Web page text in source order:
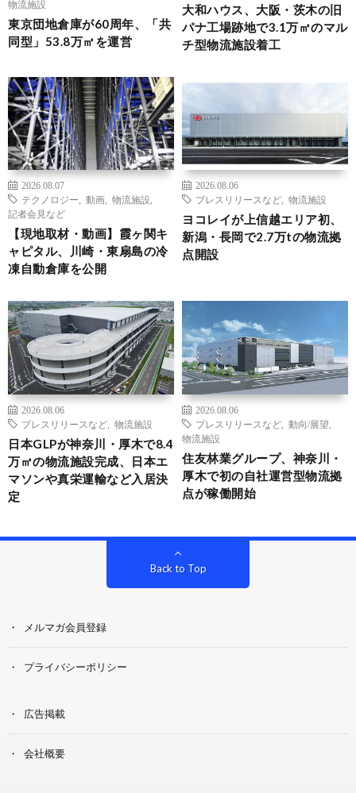
物流施設
東京団地倉庫が60周年、「共
同型」53.8万㎡を運営
大和ハウス、大阪・茨木の旧
パナ工場跡地で3.1万㎡のマル
チ型物流施設着工
2026.08.07
テクノロジー
動画 物流施設
記者会見など
【現地取材・動画】霞ヶ関キ
ャピタル、川崎・東扇島の冷
凍自動倉庫を公開
2026.08.06
プレスリリースなど
物流施設
ヨコレイが上信越エリア初、
新潟・長岡で2.7万tの物流拠
点開設
2026.08.06
プレスリリースなど
物流施設
日本GLPが神奈川・厚木で8.4
万㎡の物流施設完成、日本エ
マソンや真栄運輸など入居決
定
2026.08.06
プレスリリースなど
動向/展望
物流施設
住友林業グループ、神奈川・
厚木で初の自社運営型物流拠
点が稼働開始
Back to Top
メルマガ会員登録
プライバシーポリシー
広告掲載
会社概要